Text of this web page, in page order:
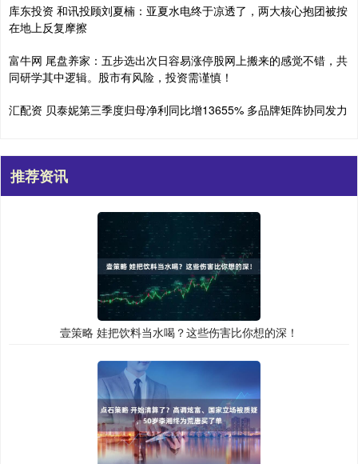
库东投资 和讯投顾刘夏楠：亚夏水电终于凉透了，两大核心抱团被按
在地上反复摩擦
富牛网 尾盘养家：五步选出次日容易涨停股网上搬来的感觉不错，共
同研学其中逻辑。股市有风险，投资需谨慎！
汇配资 贝泰妮第三季度归母净利同比增13655% 多品牌矩阵协同发力
推荐资讯
壹策略 娃把饮料当水喝？这些伤害比你想的深！